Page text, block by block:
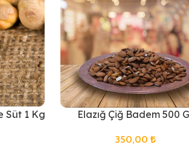
Süt 1 Kg Elazığ Çiğ Badem 500
350,00 ₺